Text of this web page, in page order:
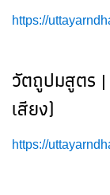
https://
วัตถูปมสูตร
เสียง)
https://